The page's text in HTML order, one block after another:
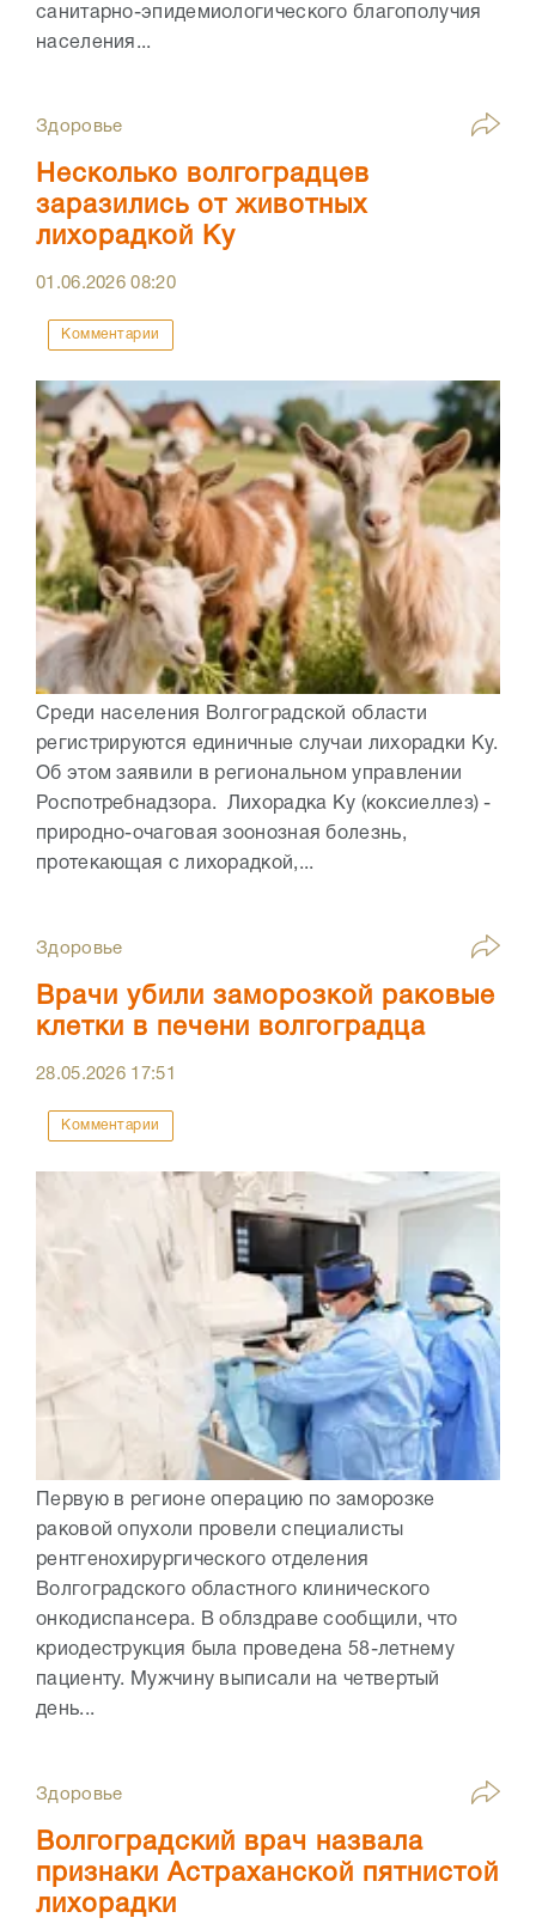
санитарно-эпидемиологического благополучия
населения...
Здоровье
Несколько волгоградцев
заразились от животных
лихорадкой Ку
01.06.202608:20
Комментарии
Среди населения Волгоградской области
регистрируются единичные случаи лихорадки Ку.
Об этом заявили в региональном управлении
Роспотребнадзора. Лихорадка Ку (коксиеллез) -
природно-очаговая зоонозная болезнь,
протекающая с лихорадкой,...
Здоровье
Врачи убили заморозкой раковые
клетки в печени волгоградца
28.05.2026 17:51
Комментарии
Первую в регионе операцию по заморозке
раковой опухоли провели специалисты
рентгенохирургического отделения
Волгоградского областного клинического
онкодиспансера. В облздраве сообщили, что
криодеструкция была проведена 58-летнему
пациенту. Мужчину выписали на четвертый
день...
Здоровье
Волгоградский врач назвала
признаки Астраханской пятнистой
лихорадки